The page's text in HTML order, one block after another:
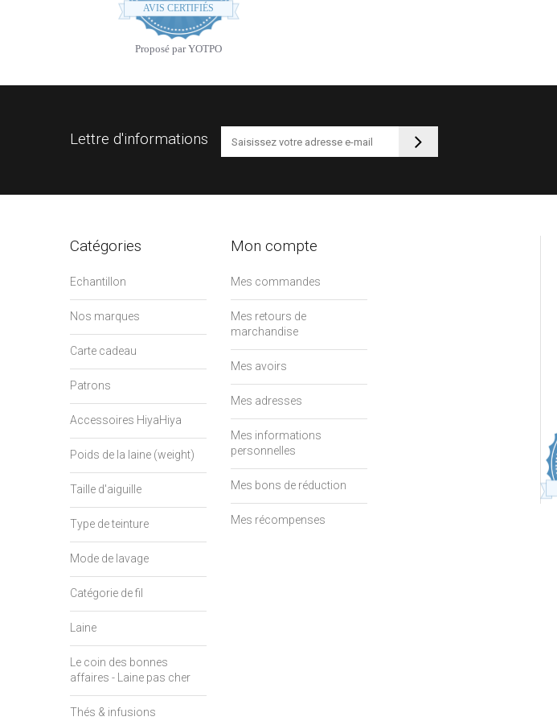
star
rating
AVIS CERTIFIÉS
Proposé par YOTPO
Lettre d'informations
Catégories
Echantillon
Nos marques
Carte cadeau
Patrons
Accessoires HiyaHiya
Poids de la laine (weight)
Taille d'aiguille
Type de teinture
Mode de lavage
Catégorie de fil
Laine
Le coin des bonnes
affaires - Laine pas cher
Thés & infusions
Mon compte
Mes commandes
Mes retours de
marchandise
Mes avoirs
Mes adresses
Mes informations
personnelles
Mes bons de réduction
Mes récompenses